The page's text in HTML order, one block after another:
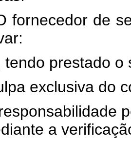
fornecedor de
tendo prestado
exclusiva do
a